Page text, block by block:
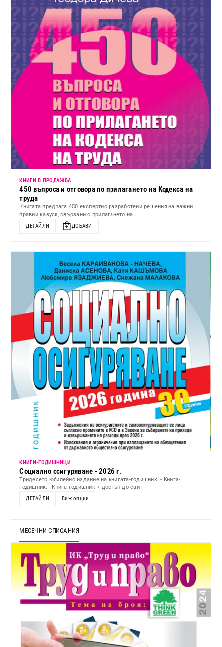
КНИГИ В ПРОДАЖБА
450 въпроса и отговора по прилагането на Кодекса на
труда
Книгата предлага 450 експертно разработени решения на важни
правни казуси, свързани с прилагането на...
ДЕТАЙЛИ
ДОБАВИ
KНИГИ-ГОДИШНИЦИ
Социално осигуряване - 2026 г.
Тридесето юбилейно издание на книгата-годишник! - Книга-
годишник; - Книга-годишник + достъп до сайт
ДЕТАЙЛИ
Виж опции
МЕСЕЧНИ СПИСАНИЯ